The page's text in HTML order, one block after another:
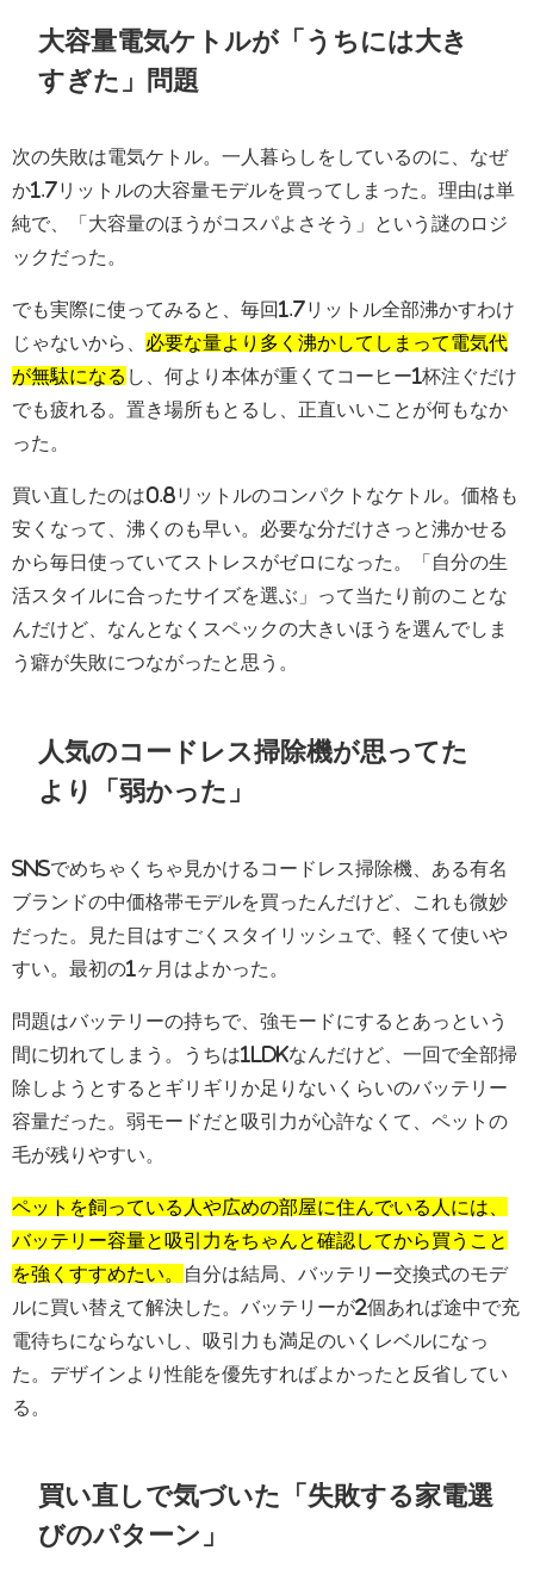
大容量電気ケトルが「うちには大き
すぎた」問題
次の失敗は電気ケトル。一人暮らしをしているのに、なぜ
か1.7リットルの大容量モデルを買ってしまった。理由は単
純で、「大容量のほうがコスパよさそう」という謎のロジ
ックだった。
でも実際に使ってみると、毎回1.7リットル全部沸かすわけ
じゃないから、 必要な量より多く沸かしてしまって電気代
が無駄になる し、何より本体が重くてコーヒー1杯注ぐだけ
でも疲れる。置き場所もとるし、正直いいことが何もなか
った。
買い直したのは0.8リットルのコンパクトなケトル。価格も
安くなって、沸くのも早い。必要な分だけさっと沸かせる
から毎日使っていてストレスがゼロになった。「自分の生
活スタイルに合ったサイズを選ぶ」って当たり前のことな
んだけど、なんとなくスペックの大きいほうを選んでしま
う癖が失敗につながったと思う。
人気のコードレス掃除機が思ってた
より「弱かった」
SNSでめちゃくちゃ見かけるコードレス掃除機、ある有名
ブランドの中価格帯モデルを買ったんだけど、これも微妙
だった。見た目はすごくスタイリッシュで、軽くて使いや
すい。最初の1ヶ月はよかった。
問題はバッテリーの持ちで、強モードにするとあっという
間に切れてしまう。うちは1LDKなんだけど、一回で全部掃
除しようとするとギリギリか足りないくらいのバッテリー
容量だった。弱モードだと吸引力が心許なくて、ペットの
毛が残りやすい。
ペットを飼っている人や広めの部屋に住んでいる人には、
バッテリー容量と吸引力をちゃんと確認してから買うこと
を強くすすめたい。
自分は結局、バッテリー交換式のモデ
ルに買い替えて解決した。バッテリーが2個あれば途中で充
電待ちにならないし、吸引力も満足のいくレベルになっ
た。デザインより性能を優先すればよかったと反省してい
る。
買い直しで気づいた「失敗する家電選
びのパターン」